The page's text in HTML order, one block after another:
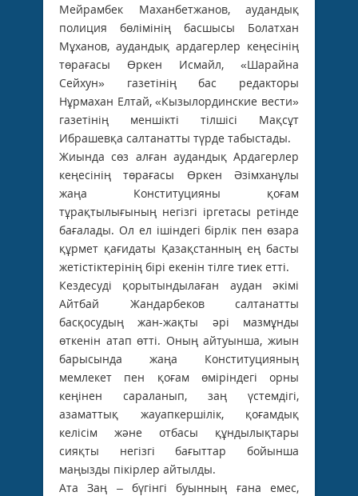
Мейрамбек Маханбетжанов, аудандық
полиция бөлімінің басшысы Болатхан
Мұханов, аудандық ардагерлер кеңесінің
төрағасы Өркен Исмайл, «Шарайна
Сейхун» газетінің бас редакторы
Нұрмахан Елтай, «Кызылординские вести»
газетінің меншікті тілшісі Мақсұт
Ибрашевқа салтанатты түрде табыстады.
Жиында сөз алған аудандық Ардагерлер
кеңесінің төрағасы Өркен Әзімханұлы
жаңа Конституцияны қоғам
тұрақтылығының негізгі іргетасы ретінде
бағалады. Ол ел ішіндегі бірлік пен өзара
құрмет қағидаты Қазақстанның ең басты
жетістіктерінің бірі екенін тілге тиек етті.
Кездесуді қорытындылаған аудан әкімі
Айтбай Жандарбеков салтанатты
басқосудың жан-жақты әрі мазмұнды
өткенін атап өтті. Оның айтуынша, жиын
барысында жаңа Конституцияның
мемлекет пен қоғам өміріндегі орны
кеңінен сараланып, заң үстемдігі,
азаматтық жауапкершілік, қоғамдық
келісім және отбасы құндылықтары
сияқты негізгі бағыттар бойынша
маңызды пікірлер айтылды.
Ата Заң – бүгінгі буынның ғана емес,